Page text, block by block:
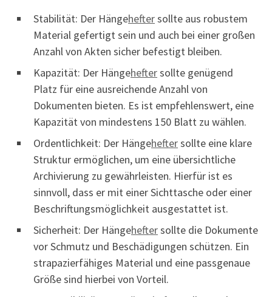
Stabilität: Der Hängeheftersollte aus robustem
Material gefertigt sein und auch bei einer großen
Anzahl von Akten sicher befestigt bleiben.
Kapazität: Der Hängeheftersollte genügend
Platz für eine ausreichende Anzahl von
Dokumenten bieten. Es ist empfehlenswert, eine
Kapazität von mindestens 150 Blatt zu wählen.
Ordentlichkeit: Der Hängeheftersollte eine klare
Struktur ermöglichen, um eine übersichtliche
Archivierung zu gewährleisten. Hierfür ist es
sinnvoll, dass er mit einer Sichttasche oder einer
Beschriftungsmöglichkeit ausgestattet ist.
Sicherheit: Der Hängeheftersollte die Dokumente
vor Schmutz und Beschädigungen schützen. Ein
strapazierfähiges Material und eine passgenaue
Größe sind hierbei von Vorteil.